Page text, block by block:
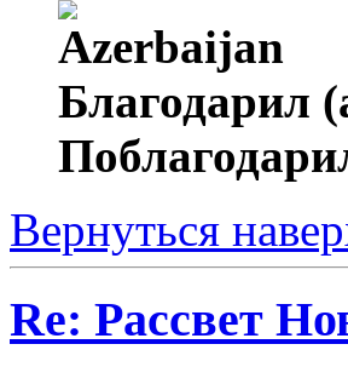
Благодарил
Вернуться
Re: Рассвет